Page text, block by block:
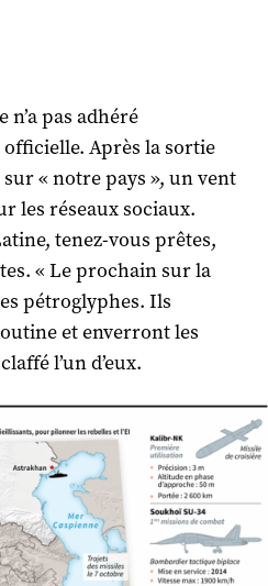
pas adhéré
Après la sortie
« notre pays », un vent
les réseaux sociaux.
tenez-vous prêtes,
« Le prochain sur la
pétroglyphes. Ils
et enverront les
l’un d’eux.